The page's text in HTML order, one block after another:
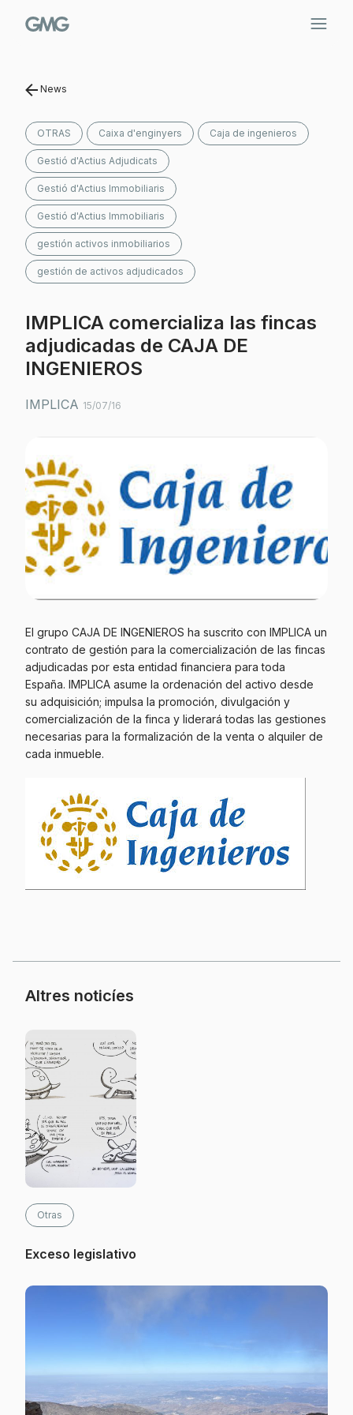
News
OTRAS Caixa d'enginyers Caja de ingenieros
Gestió d'Actius Adjudicats
Gestió d'Actius Immobiliaris
Gestió d'Actius Immobiliaris
gestión activos inmobiliarios
gestión de activos adjudicados
IMPLICA comercializa las fincas
adjudicadas de CAJA DE
INGENIEROS
IMPLICA 15/07/16
El grupo CAJA DE INGENIEROS ha suscrito con IMPLICA un
contrato de gestión para la comercialización de las fincas
adjudicadas por esta entidad financiera para toda
España. IMPLICA asume la ordenación del activo desde
su adquisición; impulsa la promoción, divulgación y
comercialización de la finca y liderará todas las gestiones
necesarias para la formalización de la venta o alquiler de
cada inmueble.
Altres noticíes
Otras
Exceso legislativo